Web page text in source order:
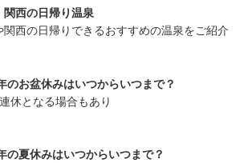
関西の日帰り温泉
関西の日帰りできるおすすめの温泉をご紹介
のお盆休みはいつからいつまで？
休となる場合もあり
の夏休みはいつからいつまで？